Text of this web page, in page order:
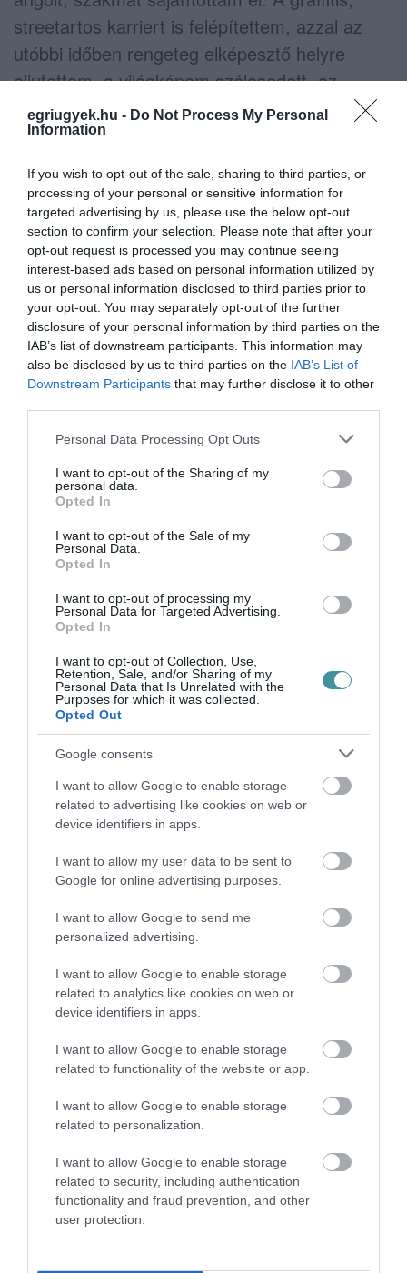
egriugyek.hu - Do Not Process My Personal
Information
If you wish to opt-out of the sale, sharing to third parties, or
processing of your personal or sensitive information for
targeted advertising by us, please use the below opt-out
section to confirm your selection. Please note that after your
opt-out request is processed you may continue seeing
interest-based ads based on personal information utilized by
us or personal information disclosed to third parties prior to
your opt-out. You may separately opt-out of the further
disclosure of your personal information by third parties on the
IAB’s list of downstream participants. This information may
also be disclosed by us to third parties on the IAB’s List of
Downstream Participants that may further disclose it to other
Please note that this website/app uses one or more Google
not limited to your visit or usage behaviour. You may click to
grant or deny consent to Google and its third-party tags to
use your data for below specified purposes in below Google
consent section.
Personal Data Processing Opt Outs
I want to opt-out of the Sharing of my
personal data.
Opted In
I want to opt-out of the Sale of my
Personal Data.
Opted In
I want to opt-out of processing my
Personal Data for Targeted Advertising.
Opted In
I want to opt-out of Collection, Use,
Retention, Sale, and/or Sharing of my
Personal Data that Is Unrelated with the
Purposes for which it was collected.
Opted Out
Google consents
I want to allow Google to enable storage
related to advertising like cookies on web or
device identifiers in apps.
I want to allow my user data to be sent to
Google for online advertising purposes.
I want to allow Google to send me
personalized advertising.
I want to allow Google to enable storage
related to analytics like cookies on web or
device identifiers in apps.
I want to allow Google to enable storage
related to functionality of the website or app.
I want to allow Google to enable storage
related to personalization.
I want to allow Google to enable storage
related to security, including authentication
functionality and fraud prevention, and other
user protection.
streetartos karriert is felépítettem, azzal az
utóbbi időben rengeteg elképesztő helyre
eljutottam, a világképem szélesedett, az
önbizalmam erősödött. Egy új világba fogunk
érkezni, a gyerekeimnek sokkal jobb lesz. Az
meg fog erősíteni. Az biztos, hogy egy
próbatétel lesz. Szerintem nem azért élünk a
világban, hogy az urainknak dolgozzunk nyolc-
tíz órákat, és ők elköltsék az adónkat, hanem
egy nyugodtabb élet a cél. Egészségben,
vidámságban. Sajnos ez itthon nem látszik,
egyre sötétebb a helyzet. Nagyon komoly a
baj, nagy utcai lökdösődések, verekedések
várhatóak, de én abban nem akarok részt
venni. Hamarosan rá fog jönni mindenki, hogy
nem a cigányok vagy a zsidók lopták el az
országot, hanem néven nevezhető
hétszázhuszonnégy ember és pártízezer
senkiházi haverjuk. Ezeknek ott lesz a neve,
címe, de el fognak menekülni a nép elől és itt
fogják hagyják az adósságot és a bajt. Inkább
mással foglalkozunk majd kint.
EÜ: Jött-e megkeresés külföldről? Neki állsz
majd ott is fújni, rajzolni?
FV: Nem érkezett megkeresés. Nincs még
ilyen terv. Nincsen ilyen igényem kimondottan.
szórakozás. Ebből megélni nehézkes. Nem
megérkezett és hol a fogadóbizottság”, de
nyilván ha lesz lehetőség akkor élni fogok vele.
Nyilván fizikai melós leszek, legalulról kell
kezdenem, be kell tagozódnom. De majd
szükségét.
EÜ: Hajjaj, várjuk mindenképpen! Elárulod,
hogy hova költöztök pontosan?
FV: Erről nem szeretnék beszélni. Viszont egy
gondolatot szeretnék megosztani. Csernust
kedvelem, olvastam – szerintem hiteles – ő